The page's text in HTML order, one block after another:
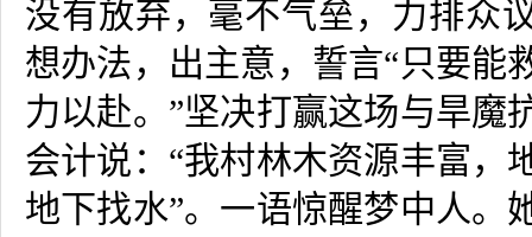
没有放弃，毫不气垒，力排众
想办法，出主意，誓言“只要能
力以赴。”坚决打赢这场与旱魔
会计说： “我村林木资源丰富，
地下找水”。一语惊醒梦中人。